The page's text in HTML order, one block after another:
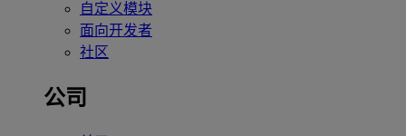
自定义模块
面向开发者
社区
公司